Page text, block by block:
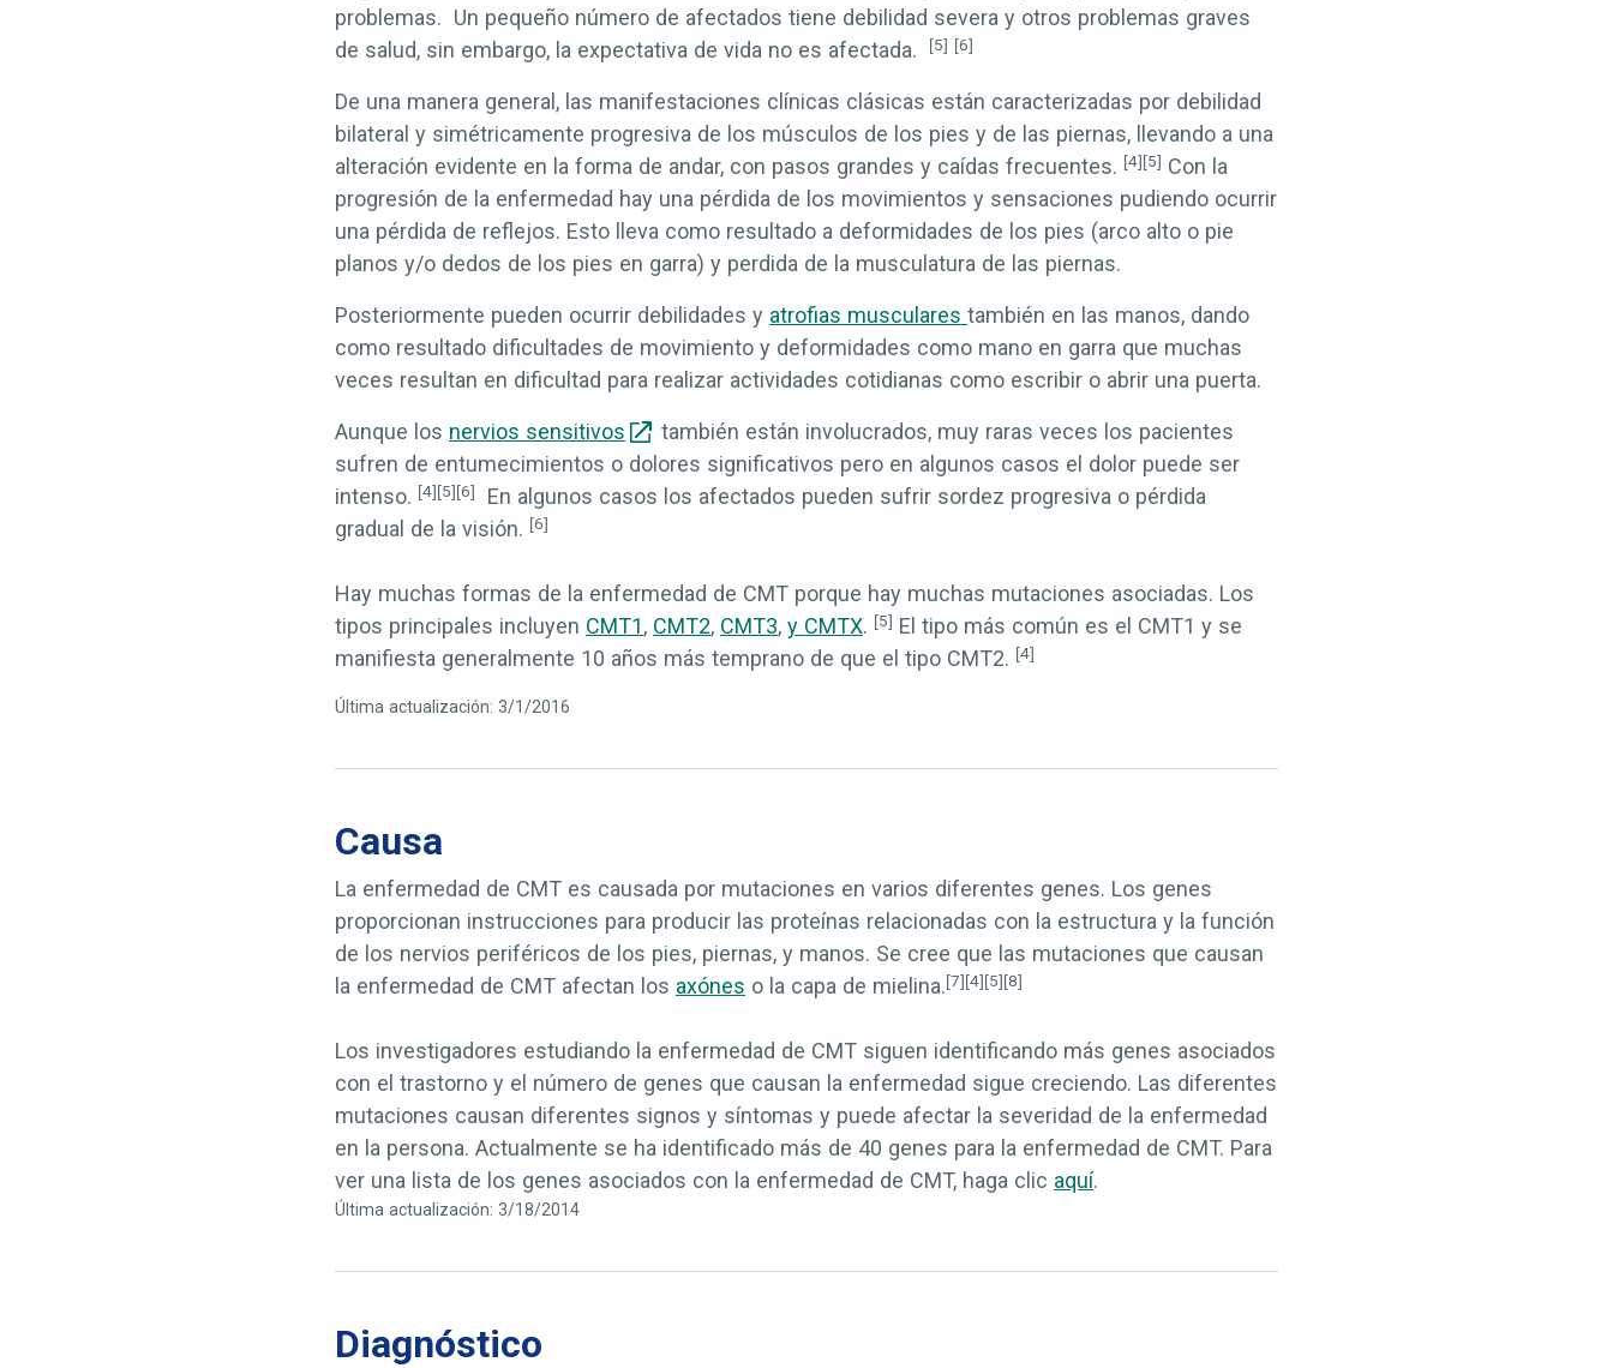
problemas. Un pequeño número de afectados tiene debilidad severa y otros problemas graves
de salud, sin embargo, la expectativa de vida no es afectada.
[5] [6]
De una manera general, las manifestaciones clínicas clásicas están caracterizadas por debilidad
bilateral y simétricamente progresiva de los músculos de los pies y de las piernas, llevando a una
alteración evidente en la forma de andar, con pasos grandes y caídas frecuentes. [4][5] Con la
progresión de la enfermedad hay una pérdida de los movimientos y sensaciones pudiendo ocurrir
una pérdida de reflejos. Esto lleva como resultado a deformidades de los pies (arco alto o pie
planos y/o dedos de los pies en garra) y perdida de la musculatura de las piernas.
Posteriormente pueden ocurrir debilidades y atrofias musculares también en las manos, dando
como resultado dificultades de movimiento y deformidades como mano en garra que muchas
veces resultan en dificultad para realizar actividades cotidianas como escribir o abrir una puerta.
Aunque los nervios sensitivos
también están involucrados, muy raras veces los pacientes
sufren de entumecimientos o dolores significativos pero en algunos casos el dolor puede ser
intenso. [4][5][6]
En algunos casos los afectados pueden sufrir sordez progresiva o pérdida
gradual de la visión. [6]
Hay muchas formas de la enfermedad de CMT porque hay muchas mutaciones asociadas. Los
tipos principales incluyen CMT1 , CMT2, CMT3, y CMTX. [5] El tipo más común es el CMT1 y se
manifiesta generalmente 10 años más temprano de que el tipo CMT2. [4]
Última actualización: 3/1/2016
Causa
La enfermedad de CMT es causada por mutaciones en varios diferentes genes. Los genes
proporcionan instrucciones para producir las proteínas relacionadas con la estructura y la función
de los nervios periféricos de los pies, piernas, y manos. Se cree que las mutaciones que causan
la enfermedad de CMT afectan los axónes o la capa de mielina.[7][4][5][8]
Los investigadores estudiando la enfermedad de CMT siguen identificando más genes asociados
con el trastorno y el número de genes que causan la enfermedad sigue creciendo. Las diferentes
mutaciones causan diferentes signos y síntomas y puede afectar la severidad de la enfermedad
en la persona. Actualmente se ha identificado más de 40 genes para la enfermedad de CMT. Para
ver una lista de los genes asociados con la enfermedad de CMT, haga clic aquí.
Última actualización: 3/18/2014
Diagnóstico